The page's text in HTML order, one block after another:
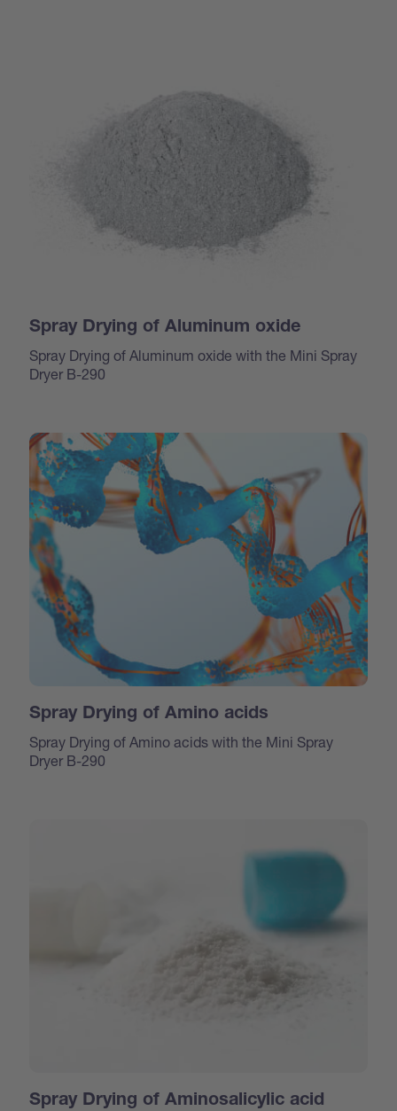
Spray Drying of Aluminum oxide
Spray Drying of Aluminum oxide with the Mini Spray
Dryer B-290
Spray Drying of Amino acids
Spray Drying of Amino acids with the Mini Spray
Dryer B-290
Spray Drying of Aminosalicylic acid